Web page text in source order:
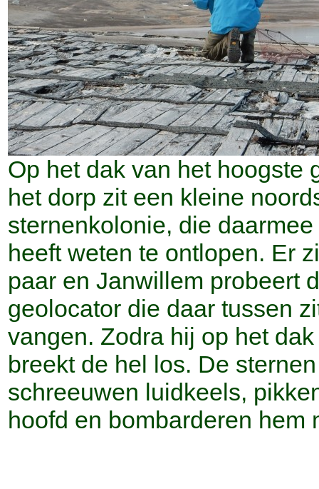
Op het dak van het hoogste
het dorp zit een kleine
sternenkolonie, die
heeft weten te ontlopen. Er
paar en Janwillem probeert
geolocator die daar tussen
vangen. Zodra hij op het
breekt de hel los. De sternen
schreeuwen luidkeels,
hoofd en bombarderen hem